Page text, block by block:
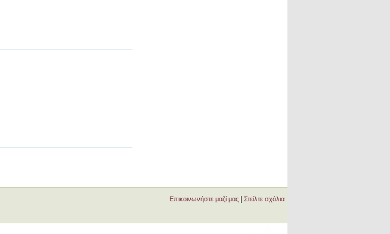
Επικοινωνήστε μαζί μας Στείλτε σχόλια